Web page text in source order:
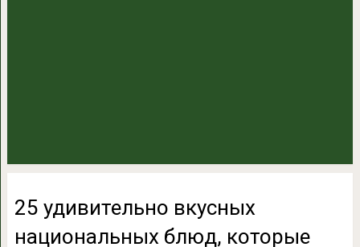
25 удивительно вкусных
национальных блюд, которые